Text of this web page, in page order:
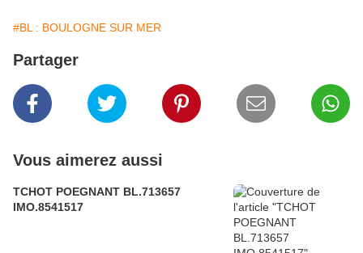
#BL : BOULOGNE SUR MER
Partager
Vous aimerez aussi
TCHOT POEGNANT BL.713657
IMO.8541517